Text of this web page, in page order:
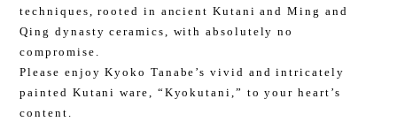
techniques, rooted in ancient Kutani and Ming and
Qing dynasty ceramics, with absolutely no
compromise.
Please enjoy Kyoko Tanabe’s vivid and intricately
painted Kutani ware, “Kyokutani,” to your heart’s
content.